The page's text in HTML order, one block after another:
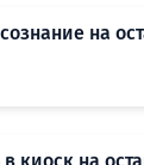
на